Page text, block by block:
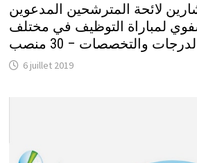
لائحة المترشحين المدعوين
لمباراة التوظيف في مختلف
والتخصصات – 30 منصب
6 juillet 2019